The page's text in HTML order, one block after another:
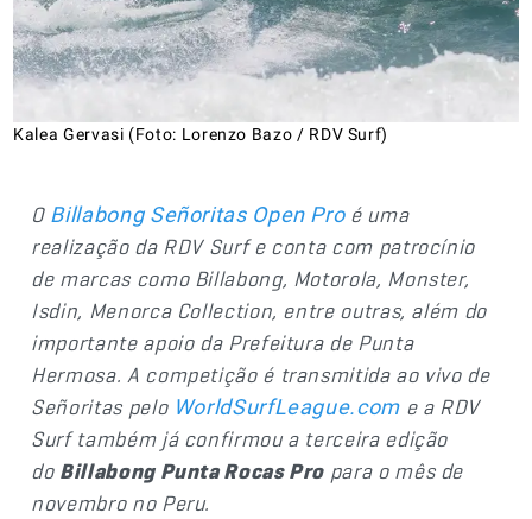
Kalea Gervasi (Foto: Lorenzo Bazo / RDV Surf)
O Billabong Señoritas Open Proé uma
realização da RDV Surf e conta com patrocínio
de marcas como Billabong, Motorola, Monster,
Isdin, Menorca Collection, entre outras, além do
importante apoio da Prefeitura de Punta
Hermosa. A competição é transmitida ao vivo de
Señoritas pelo WorldSurfLeague.come a RDV
Surf também já confirmou a terceira edição
do Billabong Punta Rocas Pro para o mês de
novembro no Peru.